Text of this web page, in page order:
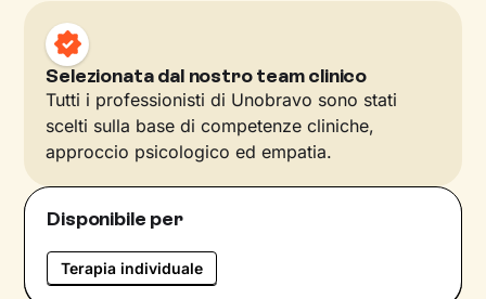
Selezionata dal nostro team clinico
Tutti i professionisti di Unobravo sono stati
scelti sulla base di competenze cliniche,
approccio psicologico ed empatia.
Disponibile per
Terapia individuale